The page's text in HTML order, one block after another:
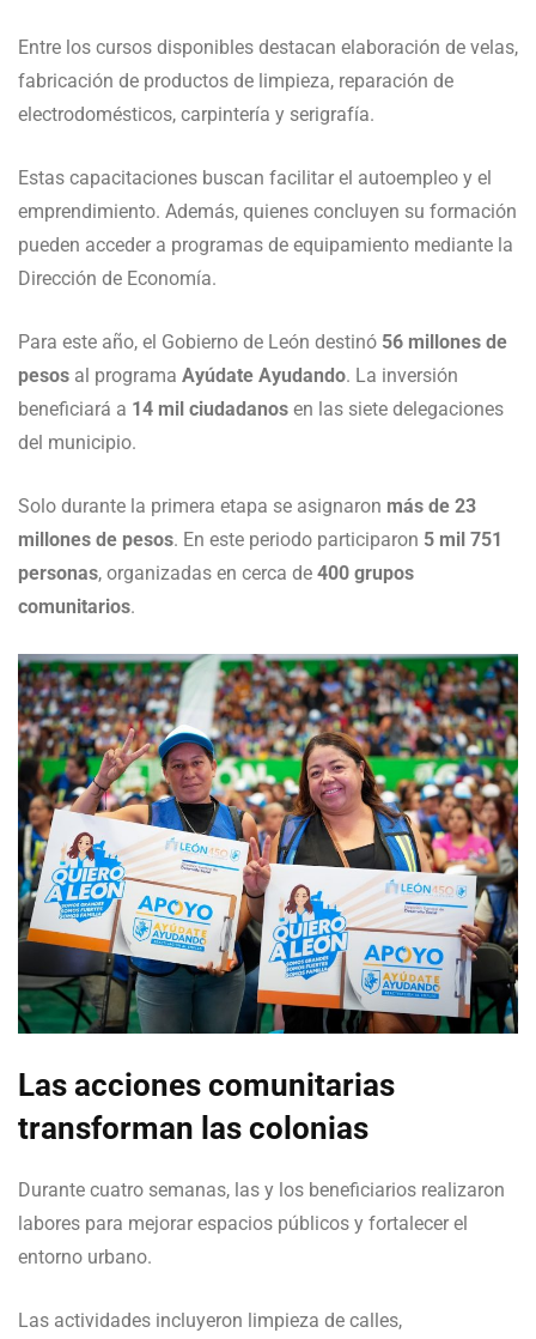
Entre los cursos disponibles destacan elaboración de velas,
fabricación de productos de limpieza, reparación de
electrodomésticos, carpintería y serigrafía.
Estas capacitaciones buscan facilitar el autoempleo y el
emprendimiento. Además, quienes concluyen su formación
pueden acceder a programas de equipamiento mediante la
Dirección de Economía.
Para este año, el Gobierno de León destinó 56 millones de
pesos al programa Ayúdate Ayudando. La inversión
beneficiará a 14 mil ciudadanos en las siete delegaciones
del municipio.
Solo durante la primera etapa se asignaron más de 23
millones de pesos. En este periodo participaron 5 mil 751
personas, organizadas en cerca de 400 grupos
comunitarios.
Las acciones comunitarias
transforman las colonias
Durante cuatro semanas, las y los beneficiarios realizaron
labores para mejorar espacios públicos y fortalecer el
entorno urbano.
Las actividades incluyeron limpieza de calles,